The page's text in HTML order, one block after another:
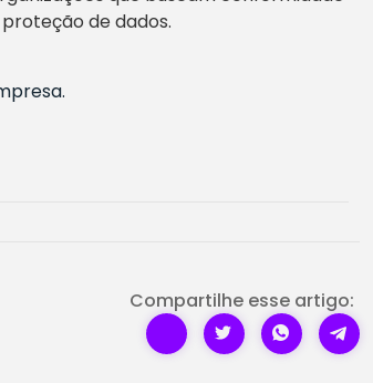
de dados.
Compartilhe esse artigo: